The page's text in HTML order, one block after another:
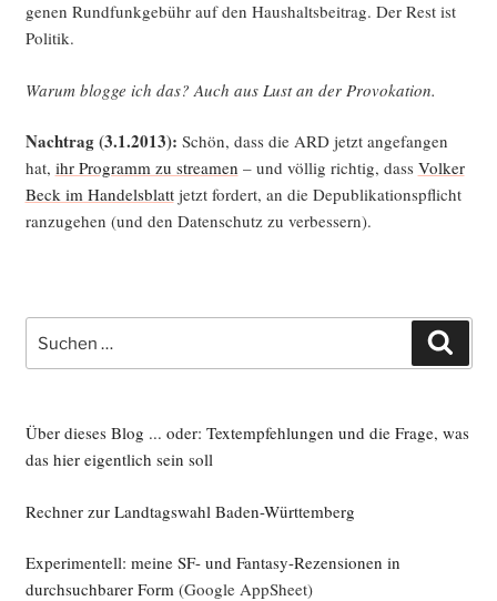
ge­nen Rund­funk­ge­bühr auf den Haus­halts­bei­trag. Der Rest ist
Politik.
War­um blog­ge ich das? Auch aus Lust an der Provokation.
Nach­trag (3.1.2013): Schön, dass die ARD jetzt ange­fan­gen
hat, ihr Pro­gramm zu strea­men – und völ­lig rich­tig, dass Vol­ker
Beck im Han­dels­blattjetzt for­dert, an die Depu­bli­ka­ti­ons­pflicht
ran­zu­ge­hen (und den Daten­schutz zu verbessern).
nach:
Über dieses Blog ... oder: Textempfehlungen und die Frage, was
das hier eigentlich sein soll
Rechner zur Landtagswahl Baden-Württemberg
Experimentell: meine SF- und Fantasy-Rezensionen in
durchsuchbarer Form(Google AppSheet)